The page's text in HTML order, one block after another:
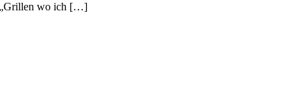
„Grillen wo ich […]